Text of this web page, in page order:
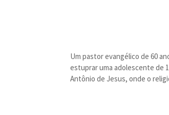
Um pastor evangélico de 60
estuprar uma adolescente de
Antônio de Jesus, onde o